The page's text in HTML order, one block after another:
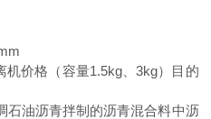
机价格（容量1.5kg、3kg）目的
石油沥青拌制的沥青混合料中沥